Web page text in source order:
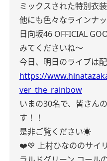
ミックスされた特別衣
他にも色々なラインナッ
日向坂46 OFFICIAL
みてくださいね〜
今日、明日のライブは
https://
ver_the_rainbow
いまの30名で、皆さん
す！！
是非ご覧ください☀️
❤️💚 上村ひなののサイ